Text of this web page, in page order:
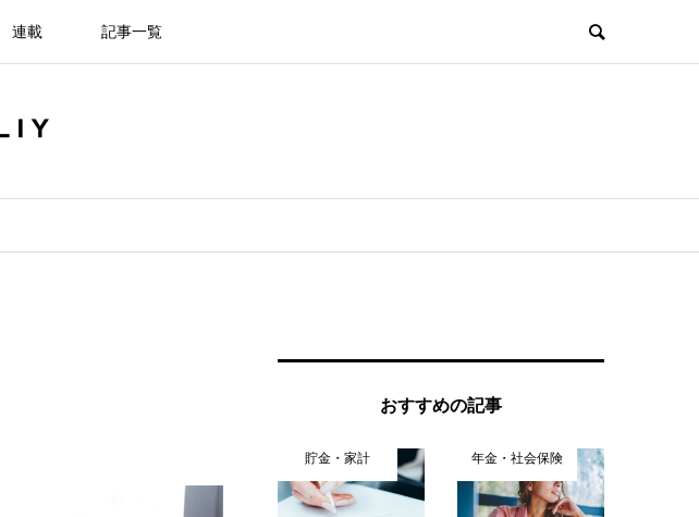
連載 記事一覧
おすすめの記事
貯金・家計 年金・社会保険